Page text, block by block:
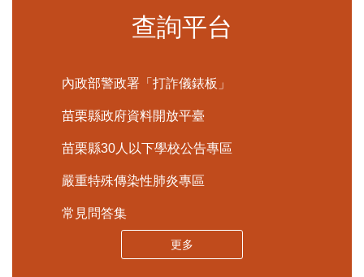
查詢平台
內政部警政署「打詐儀錶板」
苗栗縣政府資料開放平臺
苗栗縣30人以下學校公告專區
嚴重特殊傳染性肺炎專區
常見問答集
更多